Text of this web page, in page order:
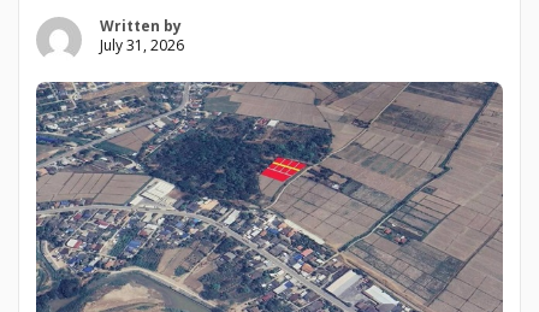
Written by
July 31, 2026